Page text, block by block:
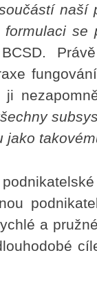
naší
formulaci se
jako
a